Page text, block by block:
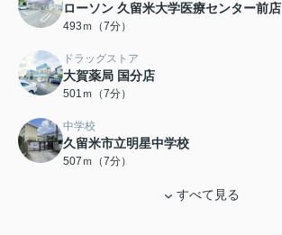
ローソン 久留米大学医療センター前店
493ｍ（7分）
ドラッグストア
大賀薬局 国分店
501ｍ（7分）
中学校
久留米市立明星中学校
507ｍ（7分）
すべて見る